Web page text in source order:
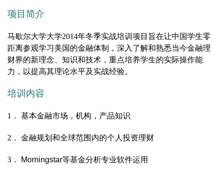
项目简介
马歇尔大学大学2014年冬季实战培训项目旨在让中国学生零
距离参观学习美国的金融体制，深入了解和熟悉当今金融理
财界的新理念、知识和技术，重点培养学生的实际操作能
力，以提高其理论水平及实战经验。
培训内容
1 ． 基本金融市场，机构，产品知识
2 ． 金融规划和全球范围内的个人投资理财
3 ． Morningstar等基金分析专业软件运用